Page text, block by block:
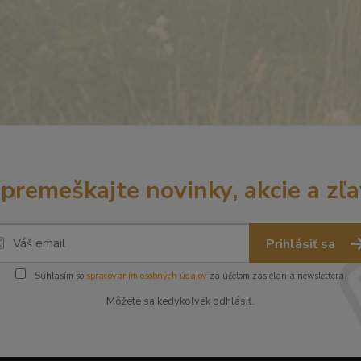
novinky, akcie a
Prihlásiť sa
Súhlasím so spracovaním osobných údajovza účelom zasielania newslettera.
Môžete sa kedykoľvek odhlásiť.